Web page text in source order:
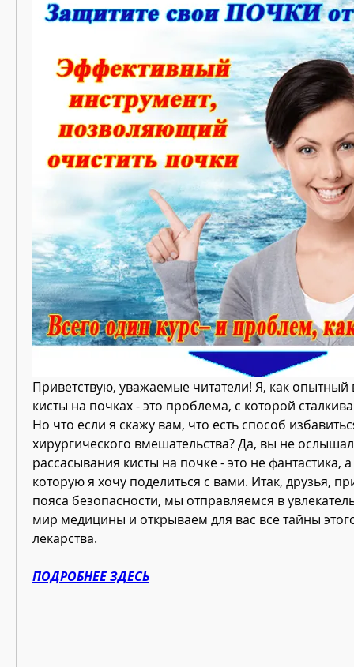
Приветствую, уважаемые читатели! Я, как опытный
кисты на почках - это проблема, с которой
Но что если я скажу вам, что есть способ
хирургического вмешательства? Да, вы не
рассасывания кисты на почке - это не фантастика,
которую я хочу поделиться с вами. Итак, друзья,
пояса безопасности, мы отправляемся в
мир медицины и открываем для вас все тайны
лекарства.
ПОДРОБНЕЕ ЗДЕСЬ